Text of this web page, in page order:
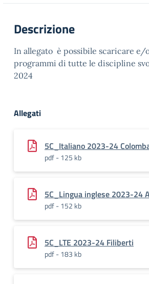
Descrizione
In allegato è possibile scaricare e/
programmi di tutte le discipline
2024
Allegati
5C_Italiano 2023-24
pdf - 125 kb
5C_Lingua inglese 2023-24
pdf - 152 kb
5C_LTE 2023-24 Filiberti
pdf - 183 kb